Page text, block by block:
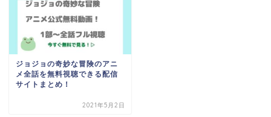
ジョジョの奇妙な冒険のアニ
メ全話を無料視聴できる配信
サイトまとめ！
2021年5月2日